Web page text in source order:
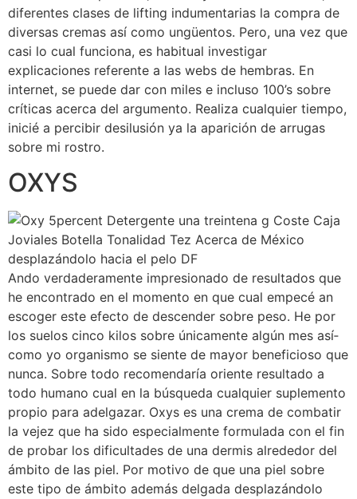
diferentes clases de lifting indumentarias la compra de
diversas cremas así­ como ungüentos. Pero, una vez que
casi lo cual funciona, es habitual investigar
explicaciones referente a las webs de hembras. En
internet, se puede dar con miles e incluso 100’s sobre
críticas acerca del argumento. Realiza cualquier tiempo,
inicié a percibir desilusión ya la aparición de arrugas
sobre mi rostro.
OXYS
Ando verdaderamente impresionado de resultados que
he encontrado en el momento en que cual empecé an
escoger este efecto de descender sobre peso. He por
los suelos cinco kilos sobre únicamente algún mes así­
como yo organismo se siente de mayor beneficioso que
nunca. Sobre todo recomendaría oriente resultado a
todo humano cual en la búsqueda cualquier suplemento
propio para adelgazar. Oxys es una crema de combatir
la vejez que ha sido especialmente formulada con el fin
de probar los dificultades de una dermis alrededor del
ámbito de las piel. Por motivo de que una piel sobre
este tipo de ámbito además delgada desplazándolo